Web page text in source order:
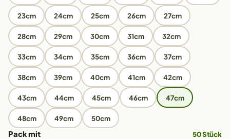
23cm 24cm 25cm 26cm 27cm
28cm 29cm 30cm 31cm 32cm
33cm 34cm 35cm 36cm 37cm
38cm 39cm 40cm 41cm 42cm
43cm 44cm 45cm 46cm 47cm
48cm 49cm 50cm
Pack mit 50 Stück